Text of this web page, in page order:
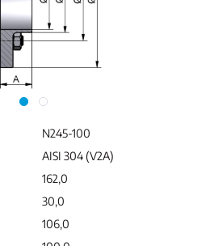
N245-100
AISI 304 (V2A)
162,0
30,0
106,0